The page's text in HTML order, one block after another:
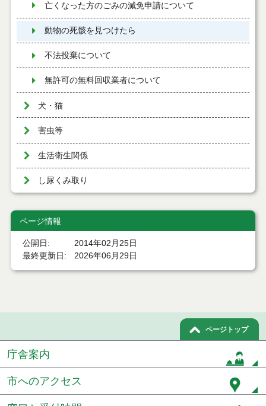
亡くなった方のごみの減免申請について
動物の死骸を見つけたら
不法投棄について
無許可の無料回収業者について
犬・猫
害虫等
生活衛生関係
し尿くみ取り
ページ情報
公開日
2014年02月25日
最終更新日
2026年06月29日
ページトップ
庁舎案内
市へのアクセス